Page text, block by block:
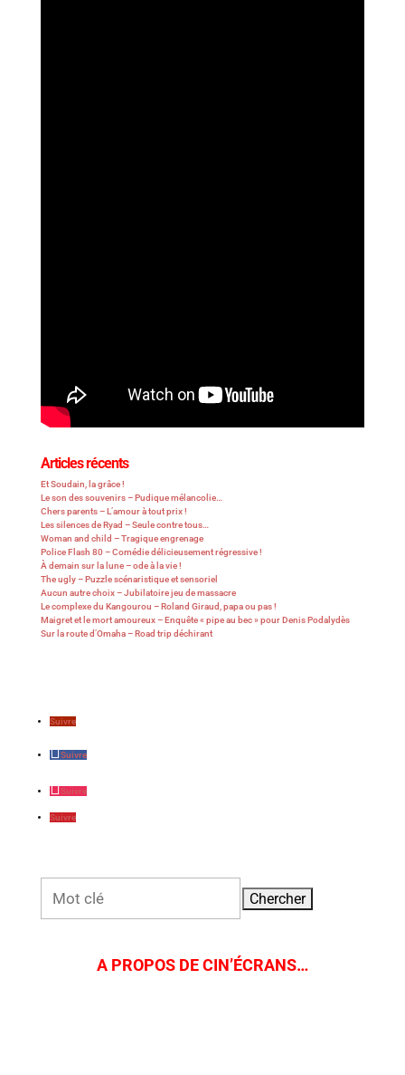
Articles récents
Et Soudain, la grâce !
Le son des souvenirs – Pudique mélancolie…
Chers parents – L’amour à tout prix !
Les silences de Ryad – Seule contre tous…
Woman and child – Tragique engrenage
Police Flash 80 – Comédie délicieusement régressive !
À demain sur la lune – ode à la vie !
The ugly – Puzzle scénaristique et sensoriel
Aucun autre choix – Jubilatoire jeu de massacre
Le complexe du Kangourou – Roland Giraud, papa ou pas !
Maigret et le mort amoureux – Enquête « pipe au bec » pour Denis Podalydès
Sur la route d’Omaha – Road trip déchirant
Suivre
Suivre
Suivre
Suivre
Rechercher:
A PROPOS DE CIN’ÉCRANS…